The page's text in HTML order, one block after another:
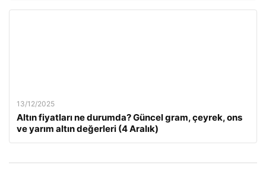
13/12/2025
Altın fiyatları ne durumda? Güncel gram, çeyrek, ons
ve yarım altın değerleri (4 Aralık)